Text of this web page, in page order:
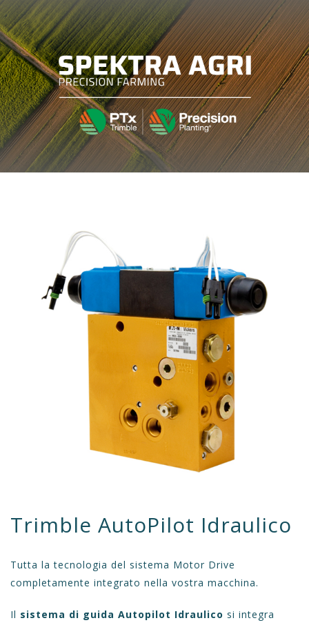
Trimble AutoPilot Idraulico
Tutta la tecnologia del sistema Motor Drive
completamente integrato nella vostra macchina.
Il sistema di guida Autopilot Idraulico si integra